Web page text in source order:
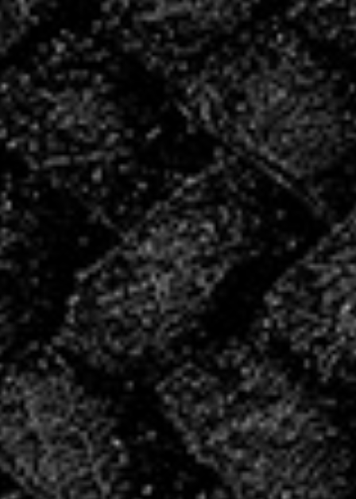
2026/2027 !
INSCRIPTIONS
Les créneaux de reprise
Le COSEC étant actuellement en travaux, merci de
prendre connaissance des horaires et salles pour la
période de reprise.